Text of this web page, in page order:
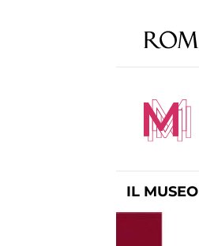
IL MUSEO